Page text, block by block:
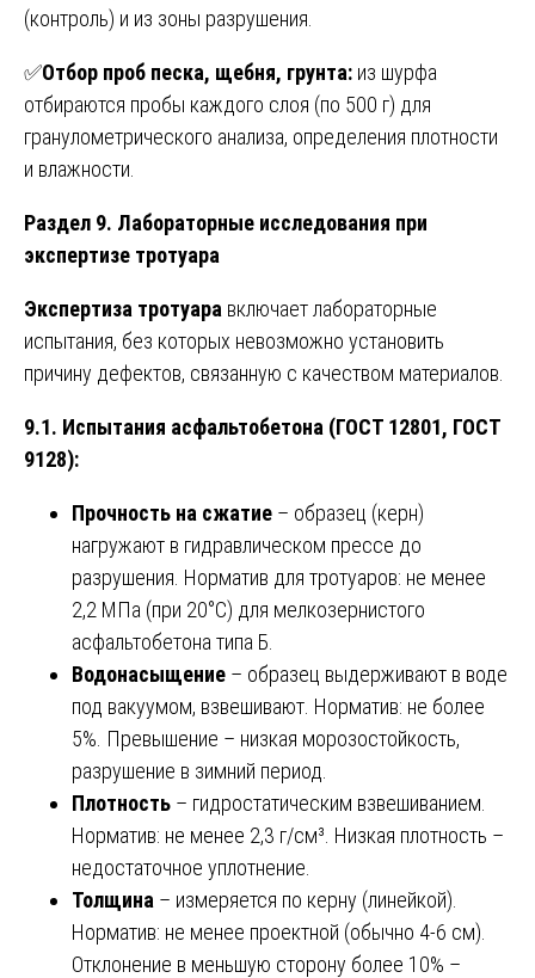
(контроль) и из зоны разрушения.
✅Отбор проб песка, щебня, грунта: из шурфа
отбираются пробы каждого слоя (по 500 г) для
гранулометрического анализа, определения плотности
и влажности.
Раздел 9. Лабораторные исследования при
экспертизе тротуара
Экспертиза тротуара включает лабораторные
испытания, без которых невозможно установить
причину дефектов, связанную с качеством материалов.
9.1. Испытания асфальтобетона (ГОСТ 12801, ГОСТ
9128):
Прочность на сжатие – образец (керн)
нагружают в гидравлическом прессе до
разрушения. Норматив для тротуаров: не менее
2,2 МПа (при 20°C) для мелкозернистого
асфальтобетона типа Б.
Водонасыщение – образец выдерживают в воде
под вакуумом, взвешивают. Норматив: не более
5%. Превышение – низкая морозостойкость,
разрушение в зимний период.
Плотность – гидростатическим взвешиванием.
Норматив: не менее 2,3 г/см³. Низкая плотность –
недостаточное уплотнение.
Толщина – измеряется по керну (линейкой).
Норматив: не менее проектной (обычно 4-6 см).
Отклонение в меньшую сторону более 10% –